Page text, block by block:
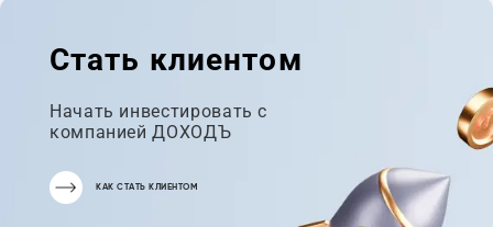
Стать клиентом
Начать инвестировать с
компанией ДОХОДЪ
КАК СТАТЬ КЛИЕНТОМ